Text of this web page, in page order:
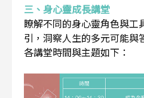
三、身心靈成長講堂
瞭解不同的身心靈角色與工
引，洞察人生的多元可能與
各講堂時間與主題如下：